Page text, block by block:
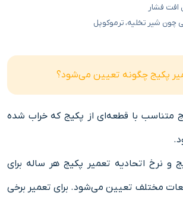
فشار
چون شیر تخلیه، ترموکوپل
پکیج چگونه تعیین می‌شود؟
متناسب با قطعه‌ای از پکیج که خراب شده
و نرخ اتحادیه تعمیر پکیج هر ساله برای
مختلف تعیین می‌شود. برای تعمیر برخی